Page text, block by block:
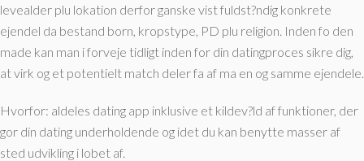
levealder plu lokation derfor ganske vist fuldst?ndig konkrete
ejendel da bestand born, kropstype, PD plu religion. Inden fo den
made kan man i forveje tidligt inden for din datingproces sikre dig,
at virk og et potentielt match deler fa af ma en og samme ejendele.
Hvorfor: aldeles dating app inklusive et kildev?ld af funktioner, der
gor din dating underholdende og idet du kan benytte masser af
sted udvikling i lobet af.